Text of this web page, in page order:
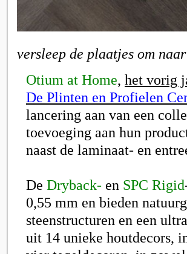
versleep de plaatjes om
Otium at Home, het vorig
De Plinten en Profielen
lancering aan van een
toevoeging aan hun
naast de laminaat- en
De Dryback- en SPC Rigid
0,55 mm en bieden
steenstructuren en een
uit 14 unieke houtdecors,